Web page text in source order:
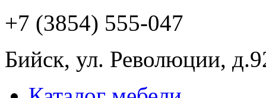
+7 (3854) 555-047
Бийск, ул. Революции,